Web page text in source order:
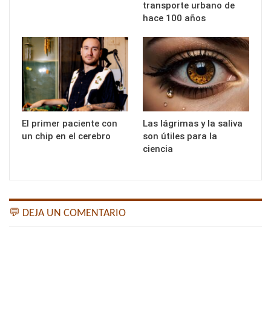
transporte urbano de
hace 100 años
El primer paciente con
un chip en el cerebro
Las lágrimas y la saliva
son útiles para la
ciencia
💬 DEJA UN COMENTARIO